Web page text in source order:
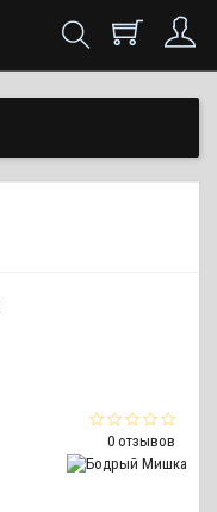
0 отзывов